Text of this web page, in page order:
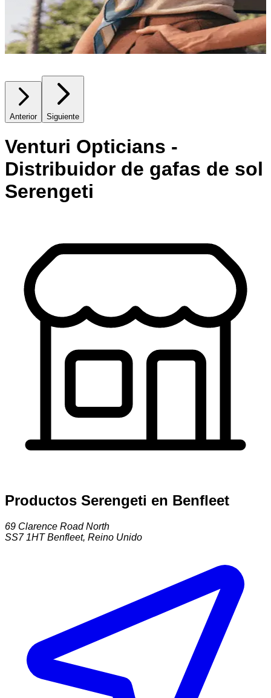
Anterior Siguiente
Venturi Opticians -
Distribuidor de gafas de sol
Serengeti
Productos Serengeti en Benfleet
69 Clarence Road North
SS7 1HT Benfleet, Reino Unido